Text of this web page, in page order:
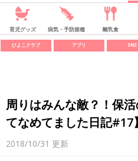
育児グッズ 病気・予防接種 離乳食
ひよこクラブ アプリ SNS
周りはみんな敵？！保
てなめてました日記#17】
2018/10/31 更新